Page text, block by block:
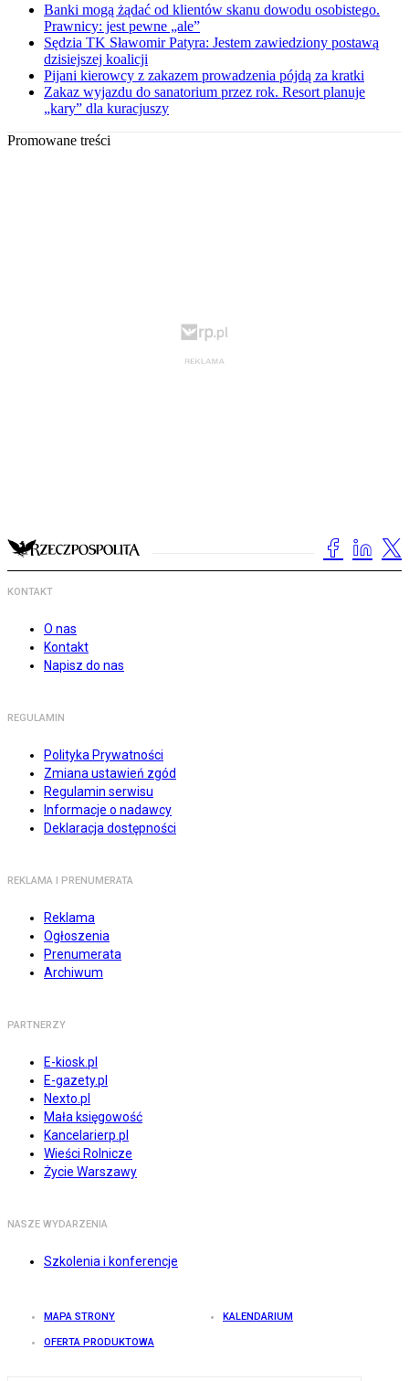
Banki mogą żądać od klientów skanu dowodu osobistego.
Prawnicy: jest pewne „ale”
Sędzia TK Sławomir Patyra: Jestem zawiedziony postawą
dzisiejszej koalicji
Pijani kierowcy z zakazem prowadzenia pójdą za kratki
Zakaz wyjazdu do sanatorium przez rok. Resort planuje
„kary” dla kuracjuszy
Promowane treści
KONTAKT
O nas
Kontakt
Napisz do nas
REGULAMIN
Polityka Prywatności
Zmiana ustawień zgód
Regulamin serwisu
Informacje o nadawcy
Deklaracja dostępności
REKLAMA I PRENUMERATA
Reklama
Ogłoszenia
Prenumerata
Archiwum
PARTNERZY
E-kiosk.pl
E-gazety.pl
Nexto.pl
Mała księgowość
Kancelarierp.pl
Wieści Rolnicze
Życie Warszawy
NASZE WYDARZENIA
Szkolenia i konferencje
MAPA STRONY KALENDARIUM
OFERTA PRODUKTOWA